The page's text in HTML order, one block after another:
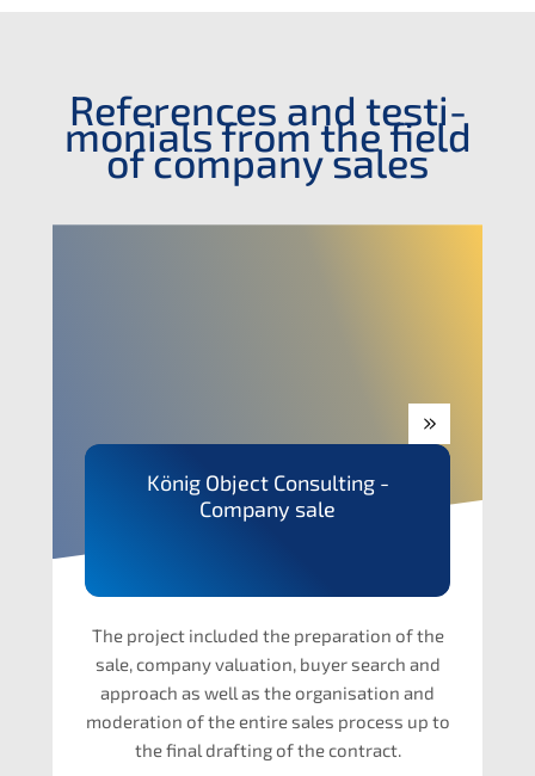
Referen­ces and testi­
mo­ni­als from the field
of compa­ny sales
König Object Consul­ting -
Compa­ny sale
The project included the prepa­ra­ti­on of the
sale, compa­ny valua­ti­on, buyer search and
approach as well as the organi­sa­ti­on and
modera­ti­on of the entire sales process up to
the final drafting of the contract.